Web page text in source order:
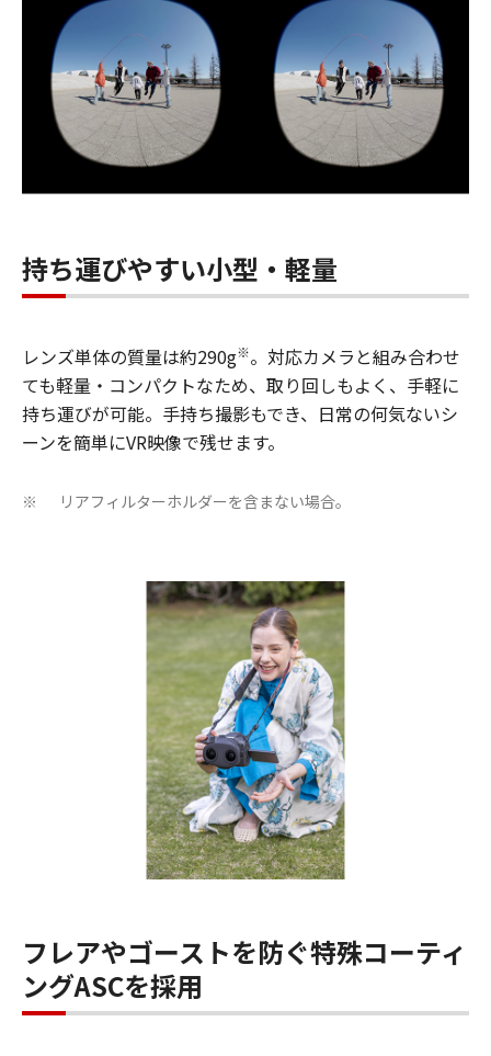
持ち運びやすい小型・軽量
レンズ単体の質量は約290g※。対応カメラと組み合わせ
ても軽量・コンパクトなため、取り回しもよく、手軽に
持ち運びが可能。手持ち撮影もでき、日常の何気ないシ
ーンを簡単にVR映像で残せます。
※ リアフィルターホルダーを含まない場合。
フレアやゴーストを防ぐ特殊コーティ
ングASCを採用